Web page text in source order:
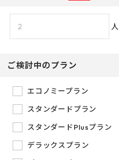
人
ご検討中のプラン
エコノミープラン
スタンダードプラン
スタンダードPlusプラン
デラックスプラン